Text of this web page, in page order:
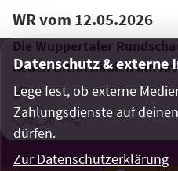
WR vom 12.05.2026
Die Wuppertaler
neuen Bitfaßsäulen am
0 0
Datenschutz & externe
Lege fest, ob externe
Zahlungsdienste auf
dürfen.
Zur Datenschutzerklärung